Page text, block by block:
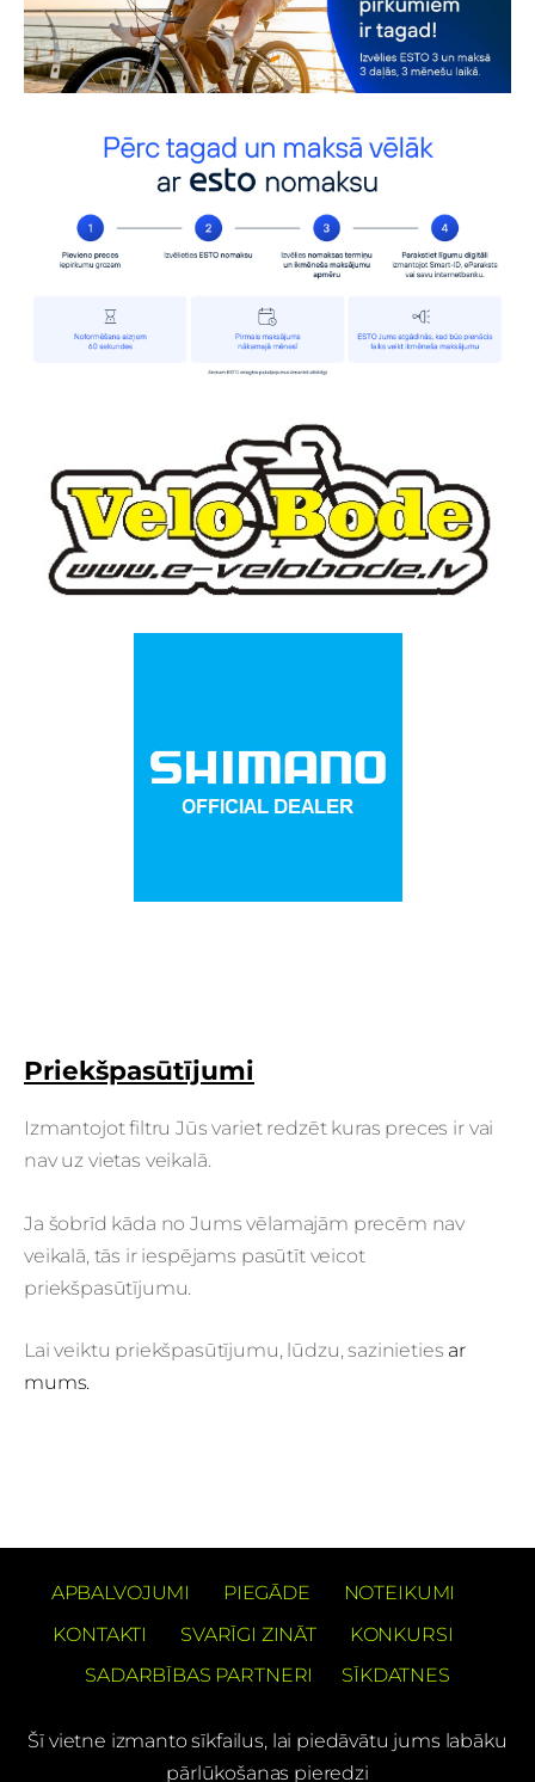
Priekšpasūtījumi
Izmantojot filtru Jūs variet redzēt kuras preces ir vai
nav uz vietas veikalā.
Ja šobrīd kāda no Jums vēlamajām precēm nav
veikalā, tās ir iespējams pasūtīt veicot
priekšpasūtījumu.
Lai veiktu priekšpasūtījumu, lūdzu, sazinieties ar
mums.
APBALVOJUMI PIEGĀDE
NOTEIKUMI
KONTAKTI
SVARĪGI ZINĀT
KONKURSI
SADARBĪBAS PARTNERI
SĪKDATNES
Šī vietne izmanto sīkfailus, lai piedāvātu jums labāku
pārlūkošanas pieredzi